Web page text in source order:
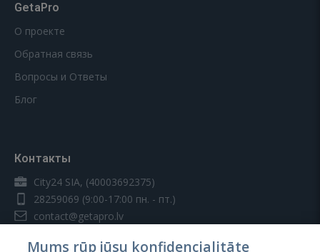
GetaPro
О проекте
Обратная связь
Вопросы и Ответы
Блог
Контакты
City24 SIA, (40003692375)
28259069 (9:00-17:00 пн. - пт.)
contact@getapro.lv
Mums rūp jūsu konfidencialitāte